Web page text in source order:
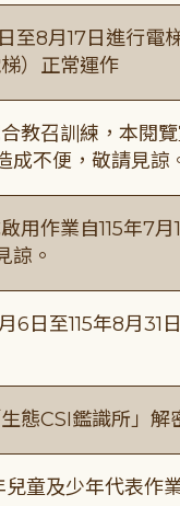
至8月17日進行
）正常運作
教召訓練，本閱
成不便，敬請見諒
用作業自115年7
諒。
6日至115年8月
態CSI鑑識所」解
兒童及少年代表作